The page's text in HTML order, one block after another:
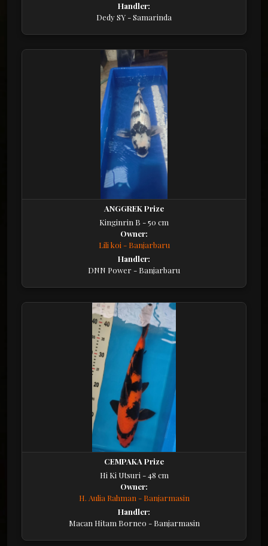
Handler:
Dedy SY - Samarinda
ANGGREK Prize
Kinginrin B - 50 cm
Owner:
Lili koi - Banjarbaru
Handler:
DNN Power - Banjarbaru
CEMPAKA Prize
Hi Ki Utsuri - 48 cm
Owner:
H. Aulia Rahman - Banjarmasin
Handler:
Macan Hitam Borneo - Banjarmasin